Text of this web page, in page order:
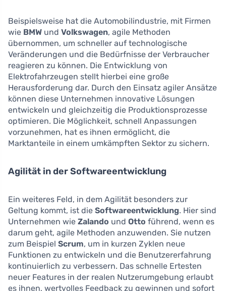
Beispielsweise hat die Automobilindustrie, mit Firmen
wie BMW und Volkswagen, agile Methoden
übernommen, um schneller auf technologische
Veränderungen und die Bedürfnisse der Verbraucher
reagieren zu können. Die Entwicklung von
Elektrofahrzeugen stellt hierbei eine große
Herausforderung dar. Durch den Einsatz agiler Ansätze
können diese Unternehmen innovative Lösungen
entwickeln und gleichzeitig die Produktionsprozesse
optimieren. Die Möglichkeit, schnell Anpassungen
vorzunehmen, hat es ihnen ermöglicht, die
Marktanteile in einem umkämpften Sektor zu sichern.
Agilität in der Softwareentwicklung
Ein weiteres Feld, in dem Agilität besonders zur
Geltung kommt, ist die Softwareentwicklung. Hier sind
Unternehmen wie Zalando und Otto führend, wenn es
darum geht, agile Methoden anzuwenden. Sie nutzen
zum Beispiel Scrum, um in kurzen Zyklen neue
Funktionen zu entwickeln und die Benutzererfahrung
kontinuierlich zu verbessern. Das schnelle Ertesten
neuer Features in der realen Nutzerumgebung erlaubt
es ihnen, wertvolles Feedback zu gewinnen und sofort